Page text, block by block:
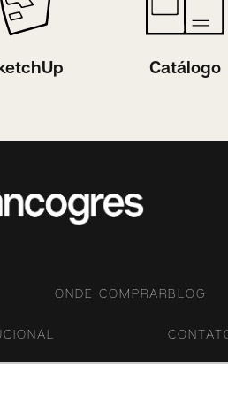
Catálogo
ONDE COMPRARBLOG